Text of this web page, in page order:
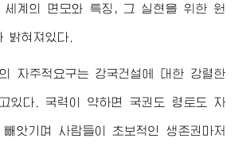
세계의 면모와 특징, 그 실현을 위한 원
밝혀져있다.
자주적요구는 강국건설에 대한 강렬한
있다. 국력이 약하면 국권도 령토도 자
앗기며 사람들이 초보적인 생존권마저